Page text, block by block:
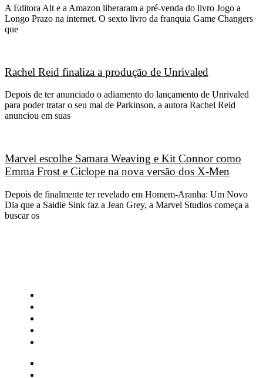
A Editora Alt e a Amazon liberaram a pré-venda do livro Jogo a
Longo Prazo na internet. O sexto livro da franquia Game Changers
que
Rachel Reid finaliza a produção de Unrivaled
Depois de ter anunciado o adiamento do lançamento de Unrivaled
para poder tratar o seu mal de Parkinson, a autora Rachel Reid
anunciou em suas
Marvel escolhe Samara Weaving e Kit Connor como
Emma Frost e Ciclope na nova versão dos X-Men
Depois de finalmente ter revelado em Homem-Aranha: Um Novo
Dia que a Saidie Sink faz a Jean Grey, a Marvel Studios começa a
buscar os